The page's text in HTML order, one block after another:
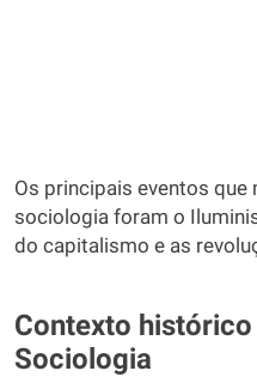
Os principais eventos
sociologia foram o
do capitalismo e as
Contexto
Sociologia